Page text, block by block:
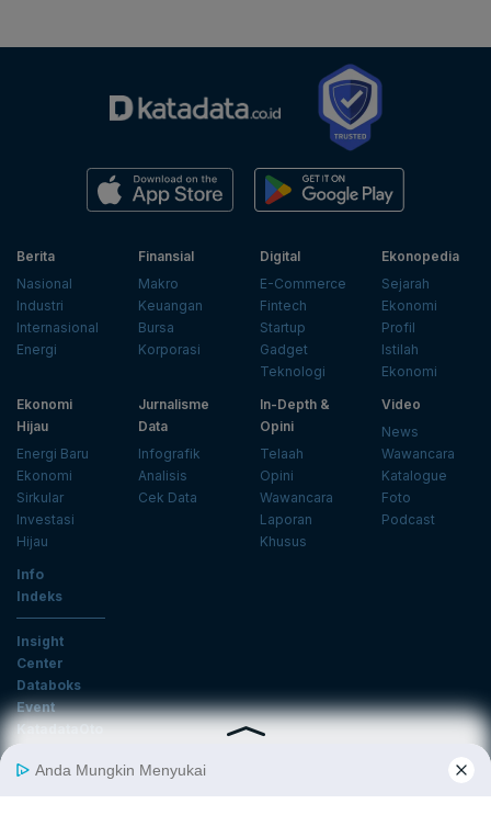
Berita
Nasional
Industri
Internasional
Energi
Finansial
Makro
Keuangan
Bursa
Korporasi
Digital
E-Commerce
Fintech
Startup
Gadget
Teknologi
Ekonopedia
Sejarah
Ekonomi
Profil
Istilah
Ekonomi
Ekonomi
Hijau
Energi Baru
Ekonomi
Sirkular
Investasi
Hijau
Jurnalisme
Data
Infografik
Analisis
Cek Data
In-Depth &
Opini
Telaah
Opini
Wawancara
Laporan
Khusus
Video
News
Wawancara
Katalogue
Foto
Podcast
Info
Indeks
Insight
Center
Databoks
Event
KatadataOto